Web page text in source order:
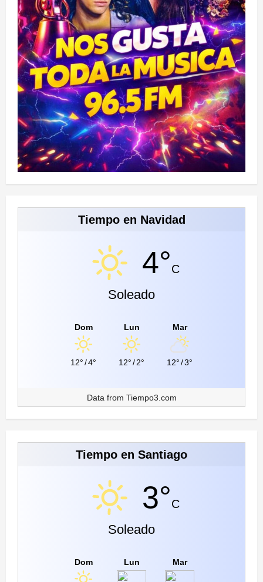
Tiempo en Navidad
4°C
Soleado
Dom
12°/4°
Lun
12°/2°
Mar
12°/3°
Data from Tiempo3.com
Tiempo en Santiago
3°C
Soleado
Dom Lun Mar